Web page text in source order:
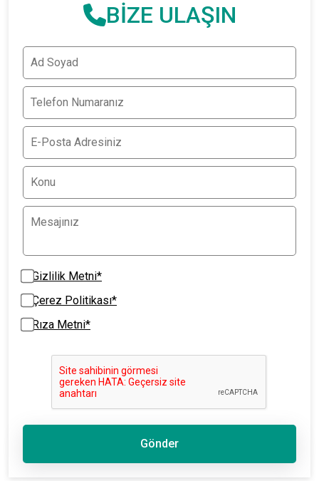
BİZE ULAŞIN
Gizlilik Metni*
Çerez Politikası*
Rıza Metni*
Gönder